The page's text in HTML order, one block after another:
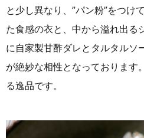
と少し異なり、”パン粉”をつけ
た食感の衣と、中から溢れ出る
に自家製甘酢ダレとタルタルソ
が絶妙な相性となっております
る逸品です。